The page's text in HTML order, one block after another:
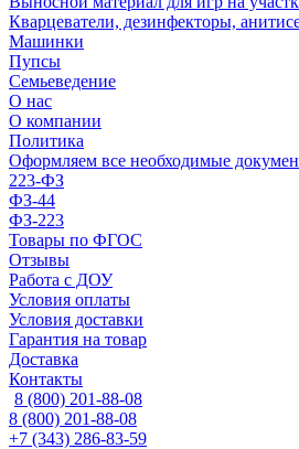
Кварцеватели, дезинфекторы,
Машинки
Пупсы
Семьеведение
О нас
О компании
Политика
Оформляем все необходимые
223-ФЗ
ФЗ-44
ФЗ-223
Товары по ФГОС
Отзывы
Работа с ДОУ
Условия оплаты
Условия доставки
Гарантия на товар
Доставка
Контакты
8 (800) 201-88-08
8 (800) 201-88-08
+7 (343) 286-83-59